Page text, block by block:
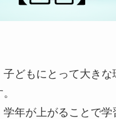
子どもにとって大きな
年が上がることで学